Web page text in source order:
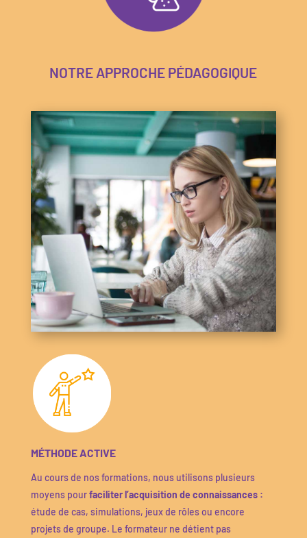
NOTRE APPROCHE PÉDAGOGIQUE
MÉTHODE ACTIVE
Au cours de nos formations, nous utilisons plusieurs
moyens pourfaciliter l’acquisition de connaissances :
étude de cas, simulations, jeux de rôles ou encore
projets de groupe. Le formateur ne détient pas